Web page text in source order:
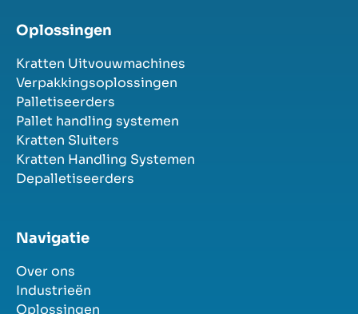
Oplossingen
Kratten Uitvouwmachines
Verpakkingsoplossingen
Palletiseerders
Pallet handling systemen
Kratten Sluiters
Kratten Handling Systemen
Depalletiseerders
Navigatie
Over ons
Industrieën
Oplossingen